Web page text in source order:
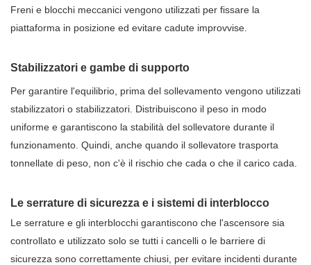
Freni e blocchi meccanici vengono utilizzati per fissare la
piattaforma in posizione ed evitare cadute improvvise.
Stabilizzatori e gambe di supporto
Per garantire l'equilibrio, prima del sollevamento vengono utilizzati
stabilizzatori o stabilizzatori. Distribuiscono il peso in modo
uniforme e garantiscono la stabilità del sollevatore durante il
funzionamento. Quindi, anche quando il sollevatore trasporta
tonnellate di peso, non c'è il rischio che cada o che il carico cada.
Le serrature di sicurezza e i sistemi di interblocco
Le serrature e gli interblocchi garantiscono che l'ascensore sia
controllato e utilizzato solo se tutti i cancelli o le barriere di
sicurezza sono correttamente chiusi, per evitare incidenti durante